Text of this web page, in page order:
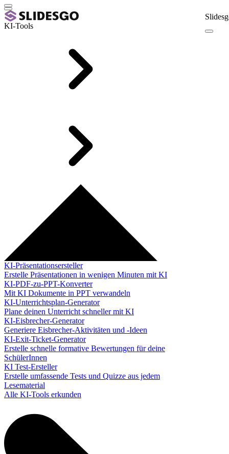
KI-Tools
KI-Präsentationsersteller
Erstelle Präsentationen in wenigen Minuten mit KI
KI-PDF-zu-PPT-Konverter
Mit KI Dokumente in PPT verwandeln
KI-Unterrichtsplan-Generator
Plane deinen Unterricht schneller mit KI
KI-Eisbrecher-Generator
Generiere Eisbrecher-Aktivitäten und -Ideen
KI-Exit-Ticket-Generator
Erstelle schnelle formative Bewertungen für deine
SchülerInnen
KI Test-Ersteller
Erstelle umfassende Tests und Quizze aus jedem
Lesematerial
Alle KI-Tools erkunden